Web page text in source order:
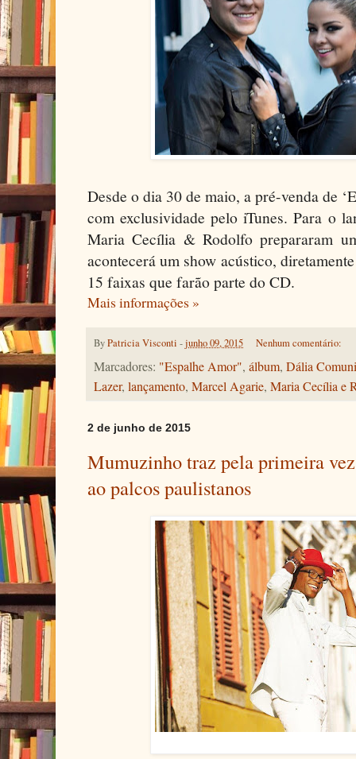
Desde o dia 30 de maio, a pré-venda de
com exclusividade pelo iTunes. Para o
Maria Cecília & Rodolfo prepararam
acontecerá um show acústico,
15 faixas que farão parte do CD.
Mais informações »
ByPatricia Visconti -junho 09, 2015 Nenhum comentário:
Marcadores: "Espalhe Amor", álbum, Dália
Lazer, lançamento, Marcel Agarie, Maria Cecília e
2 de junho de 2015
Mumuzinho traz pela primeira
ao palcos paulistanos